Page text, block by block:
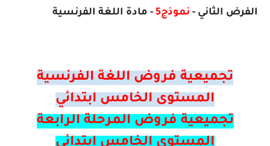
الفرض الثاني - نموذج5 - مادة اللغة الفرنسية
تجميعية فروض اللغة الفرنسية
المستوى الخامس ابتدائي
تجميعية فروض المرحلة الرابعة
المستوى الخامس ابتدائي